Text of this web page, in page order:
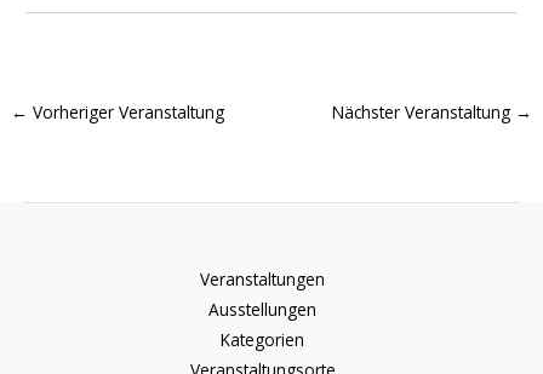
← Vorheriger Veranstaltung Nächster Veranstaltung →
Veranstaltungen
Ausstellungen
Kategorien